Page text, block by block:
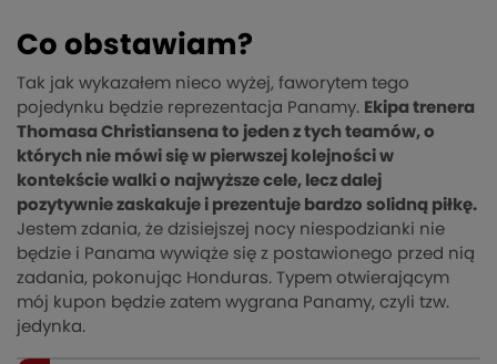
Co obstawiam?
Tak jak wykazałem nieco wyżej, faworytem tego
pojedynku będzie reprezentacja Panamy. Ekipa trenera
Thomasa Christiansena to jeden z tych teamów, o
których nie mówi się w pierwszej kolejności w
kontekście walki o najwyższe cele, lecz dalej
pozytywnie zaskakuje i prezentuje bardzo solidną piłkę.
Jestem zdania, że dzisiejszej nocy niespodzianki nie
będzie i Panama wywiąże się z postawionego przed nią
zadania, pokonując Honduras. Typem otwierającym
mój kupon będzie zatem wygrana Panamy, czyli tzw.
jedynka.